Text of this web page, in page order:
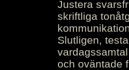
Justera
skriftliga
Slutligen,
och oväntade